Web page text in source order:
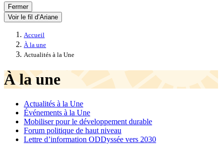
Fermer
Voir le fil d’Ariane
Accueil
À la une
Actualités à la Une
À la une
Actualités à la Une
Événements à la Une
Mobiliser pour le développement durable
Forum politique de haut niveau
Lettre d’information ODDyssée vers 2030